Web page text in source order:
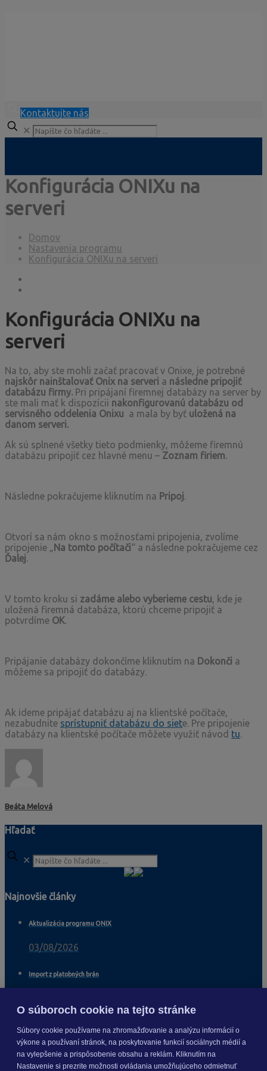
Kontaktujte nás
✕
Konfigurácia ONIXu na
serveri
Domov
Nastavenia programu
Konfigurácia ONIXu na serveri
Konfigurácia ONIXu na
serveri
Na to, aby ste mohli začať pracovať v Onixe, je potrebné
najskôr nainštalovať Onix na serveri a následne pripojiť
databázu firmy. Pri pripájaní firemnej databázy na server by
ste mali mať k dispozícii nakonfigurovanú databázu od
servisného oddelenia Onixu a mala by byť uložená na
danom serveri.
Ak sú splnené všetky tieto podmienky, môžeme firemnú
databázu pripojiť cez hlavné menu – Zoznam firiem.
Následne pokračujeme kliknutím na Pripoj.
Otvorí sa nám okno s možnosťami pripojenia, zvolíme
pripojenie „ Na tomto počítači“ a následne pokračujeme cez
Ďalej.
V tomto kroku si zadáme alebo vyberieme cestu, kde je
uložená firemná databáza, ktorú chceme pripojiť a
potvrdíme OK.
Pripájanie databázy dokončíme kliknutím na Dokonči a
môžeme sa pripojiť do databázy.
Ak ideme pripájať databázu aj na klientské počítače,
nezabudnite sprístupniť databázu do siete. Pre pripojenie
databázy na klientské počítače môžete využiť návod tu.
Beáta Melová
Hľadať
✕
Najnovšie články
Aktualizácia programu ONIX
03/08/2026
Import z platobných brán
04/11/2025
O súboroch cookie na tejto stránke
Súbory cookie používame na zhromažďovanie a analýzu informácií o
výkone a používaní stránok, na poskytovanie funkcií sociálnych médií a
na vylepšenie a prispôsobenie obsahu a reklám. Kliknutím na
Nastavenie si prezrite možnosti ovládania umožňujúceho odmietnuť